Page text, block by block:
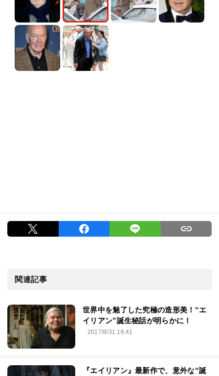
関連記事
世界中を魅了した究極の造形美！“エ
イリアン”誕生秘話が明らかに！
2017/8/31 16:41
『エイリアン』最新作で、意外な“誕